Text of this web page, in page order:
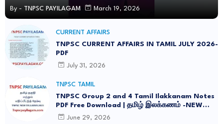
By - TNPSC PAYILAGAM March 19, 2026
CURRENT AFFAIRS
TNPSC CURRENT AFFAIRS IN TAMIL JULY 2026-
PDF
July 31, 2026
TNPSC TAMIL
TNPSC Group 2 and 4 Tamil Ilakkanam Notes
PDF Free Download | தமிழ் இலக்கணம் -NEW
SYLLABUS UPDATED -2026
June 29, 2026